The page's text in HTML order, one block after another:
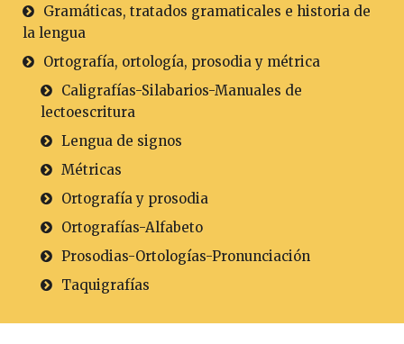
Gramáticas, tratados gramaticales e historia de
la lengua
Ortografía, ortología, prosodia y métrica
Caligrafías-Silabarios-Manuales de
lectoescritura
Lengua de signos
Métricas
Ortografía y prosodia
Ortografías-Alfabeto
Prosodias-Ortologías-Pronunciación
Taquigrafías